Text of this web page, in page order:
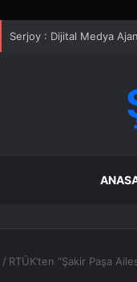
Serjoy : Dijital Medya
/ RTÜK’ten “Şakir Paşa